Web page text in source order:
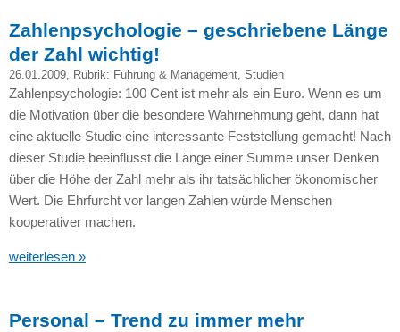
Zahlenpsychologie – geschriebene Länge
der Zahl wichtig!
26.01.2009, Rubrik: Führung & Management, Studien
Zahlenpsychologie: 100 Cent ist mehr als ein Euro. Wenn es um
die Motivation über die besondere Wahrnehmung geht, dann hat
eine aktuelle Studie eine interessante Feststellung gemacht! Nach
dieser Studie beeinflusst die Länge einer Summe unser Denken
über die Höhe der Zahl mehr als ihr tatsächlicher ökonomischer
Wert. Die Ehrfurcht vor langen Zahlen würde Menschen
kooperativer machen.
weiterlesen »
Personal – Trend zu immer mehr